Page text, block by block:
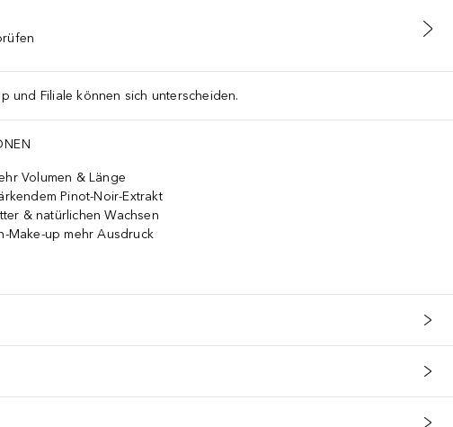
und Filiale können sich unterscheiden.
Volumen & Länge
Pinot-Noir-Extrakt
& natürlichen Wachsen
Make-up mehr Ausdruck